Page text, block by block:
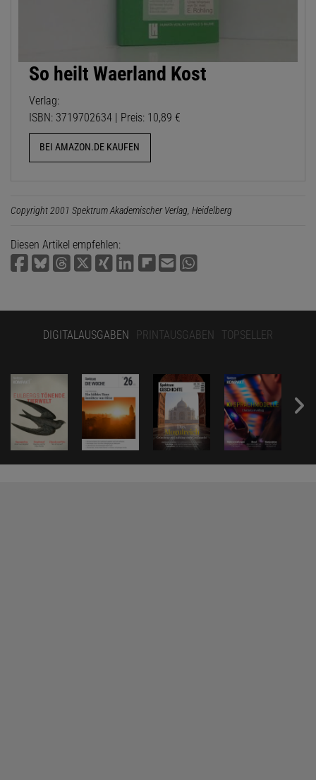
So heilt Waerland Kost
Verlag:
ISBN: 3719702634 | Preis: 10,89 €
BEI AMAZON.DE KAUFEN
Copyright 2001 Spektrum Akademischer Verlag, Heidelberg
Diesen Artikel empfehlen:
DIGITALAUSGABEN PRINTAUSGABEN TOPSELLER